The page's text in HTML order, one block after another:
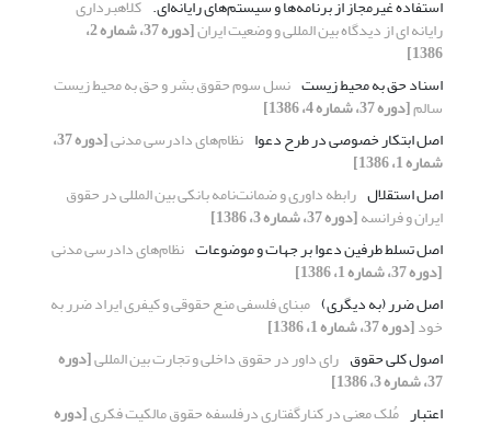
استفاده غیرمجاز از برنامه‌ها و سیستم‌های رایانه‌ای. کلاهبرداری
رایانه ای از دیدگاه بین المللی و وضعیت ایران [دوره 37، شماره 2،
1386]
اسناد حق به محیط زیست نسل سوم حقوق بشر و حق به محیط زیست
سالم[دوره 37، شماره 4، 1386]
اصل ابتکار خصوصی در طرح دعوا نظام‌های دادرسی مدنی [دوره 37،
شماره 1، 1386]
اصل استقلال رابطه داوری و ضمانت‌نامه بانکی بین المللی در حقوق
ایران و فرانسه[دوره 37، شماره 3، 1386]
اصل تسلط طرفین دعوا بر جهات و موضوعات نظام‌های دادرسی مدنی
[دوره 37، شماره 1، 1386]
اصل ضرر (به دیگری) مبنای فلسفی منع حقوقی و کیفری ایراد ضرر به
خود[دوره 37، شماره 1، 1386]
اصول کلی حقوق رای داور در حقوق داخلی و تجارت بین المللی[دوره
37، شماره 3، 1386]
اعتبار مُلک معنی در کنارگفتاری درفلسفه حقوق مالکیت فکری[دوره